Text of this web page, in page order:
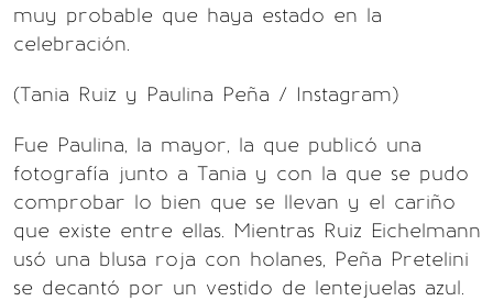
muy probable que haya estado en la
celebración.
(Tania Ruiz y Paulina Peña / Instagram)
Fue Paulina, la mayor, la que publicó una
fotografía junto a Tania y con la que se pudo
comprobar lo bien que se llevan y el cariño
que existe entre ellas. Mientras Ruiz Eichelmann
usó una blusa roja con holanes, Peña Pretelini
se decantó por un vestido de lentejuelas azul.